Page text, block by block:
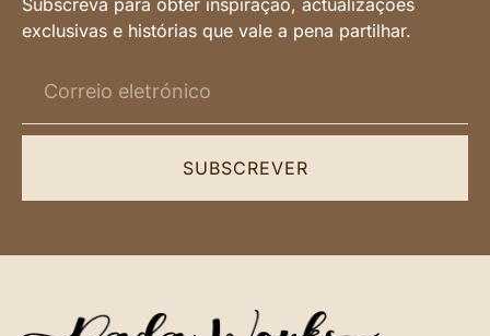
Subscreva para obter inspiração, actualizações
exclusivas e histórias que vale a pena partilhar.
SUBSCREVER